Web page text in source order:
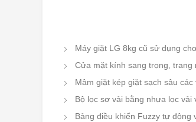
Máy giặt LG 8kg cũ sử dụng
Cửa mặt kính sang trọng, trang
Mâm giặt kép giặt sạch sâu
Bộ lọc sơ vải bằng nhựa lọc
Bảng điều khiển Fuzzy tự động